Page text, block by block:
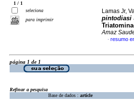
1 / 1
seleciona
para imprimir
Lamas Jr,
pintodiasi
Amaz
· resumo
página 1 de 1
Refinar a pesquisa
Base de dados : article